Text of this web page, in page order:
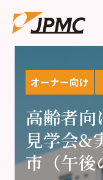
オーナー向け
高齢者向
見学会&
市（午後